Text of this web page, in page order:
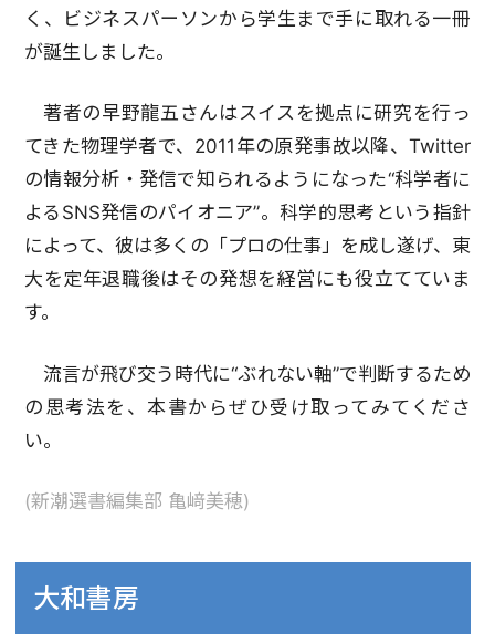
く、ビジネスパーソンから学生まで手に取れる一冊
が誕生しました。
著者の早野龍五さんはスイスを拠点に研究を行っ
てきた物理学者で、2011年の原発事故以降、Twitter
の情報分析・発信で知られるようになった“科学者に
よるSNS発信のパイオニア”。科学的思考という指針
によって、彼は多くの「プロの仕事」を成し遂げ、東
大を定年退職後はその発想を経営にも役立てていま
す。
流言が飛び交う時代に“ぶれない軸”で判断するため
の思考法を、本書からぜひ受け取ってみてくださ
い。
(新潮選書編集部 亀﨑美穂)
大和書房